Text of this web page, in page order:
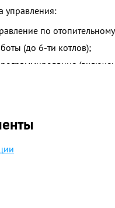
управления:
по
(до 6-ти котлов);